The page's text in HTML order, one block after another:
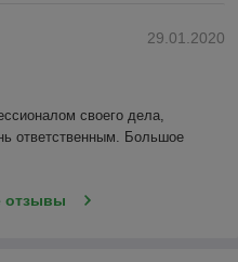
29.01.2020
своего дела,
ответственным. Большое
отзывы